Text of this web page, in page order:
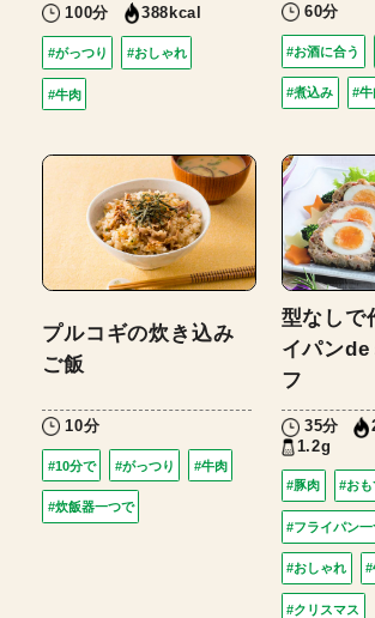
100分 388kcal
#がっつり #おしゃれ
#牛肉
60分
#お酒に合う
#煮込み #牛
プルコギの炊き込み
ご飯
10分
#10分で #がっつり #牛肉
#炊飯器一つで
型なしで
イパン
フ
35分
1.2g
#豚肉 #おも
#フライパン一
#おしゃれ #
#クリスマス